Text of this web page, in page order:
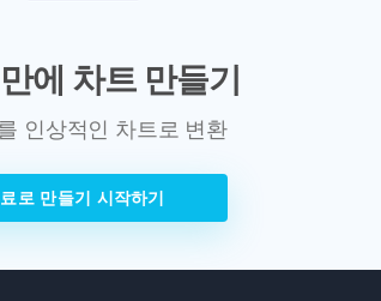
에 차트 만들기
인상적인 차트로 변환
로 만들기 시작하기